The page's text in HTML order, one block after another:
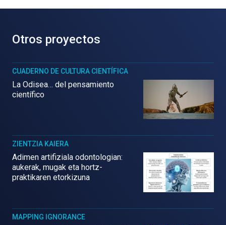
Otros proyectos
CUADERNO DE CULTURA CIENTÍFICA
La Odisea… del pensamiento
científico
ZIENTZIA KAIERA
Adimen artifiziala odontologian:
aukerak, mugak eta hortz-
praktikaren etorkizuna
MAPPING IGNORANCE